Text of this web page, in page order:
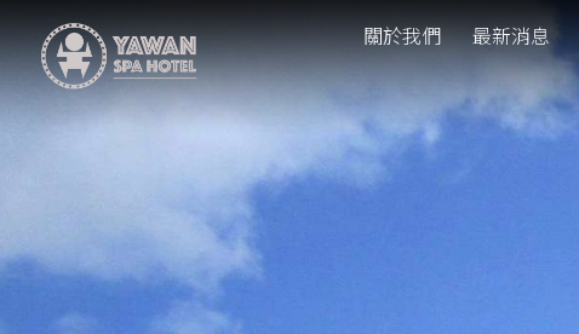
關於我們 最新消息